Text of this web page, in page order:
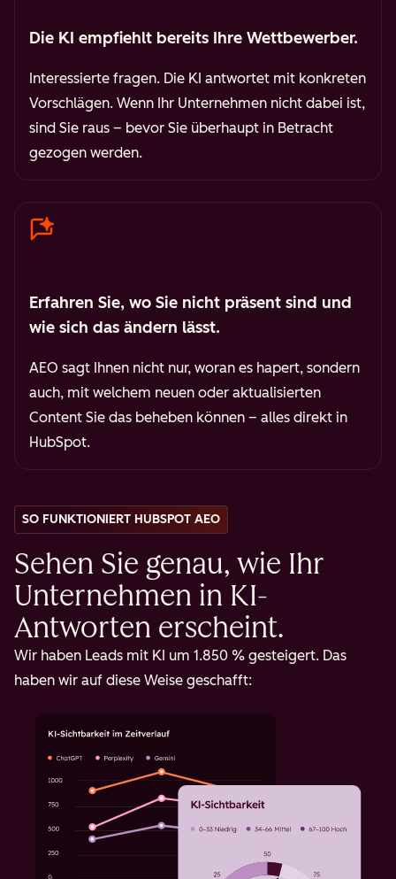
Die KI empfiehlt bereits Ihre Wettbewerber.
Interessierte fragen. Die KI antwortet mit konkreten
Vorschlägen. Wenn Ihr Unternehmen nicht dabei ist,
sind Sie raus – bevor Sie überhaupt in Betracht
gezogen werden.
Erfahren Sie, wo Sie nicht präsent sind und
wie sich das ändern lässt.
AEO sagt Ihnen nicht nur, woran es hapert, sondern
auch, mit welchem neuen oder aktualisierten
Content Sie das beheben können – alles direkt in
HubSpot.
SO FUNKTIONIERT HUBSPOT AEO
Sehen Sie genau, wie Ihr
Unternehmen in KI-
Antworten erscheint.
Wir haben Leads mit KI um 1.850 % gesteigert. Das
haben wir auf diese Weise geschafft: